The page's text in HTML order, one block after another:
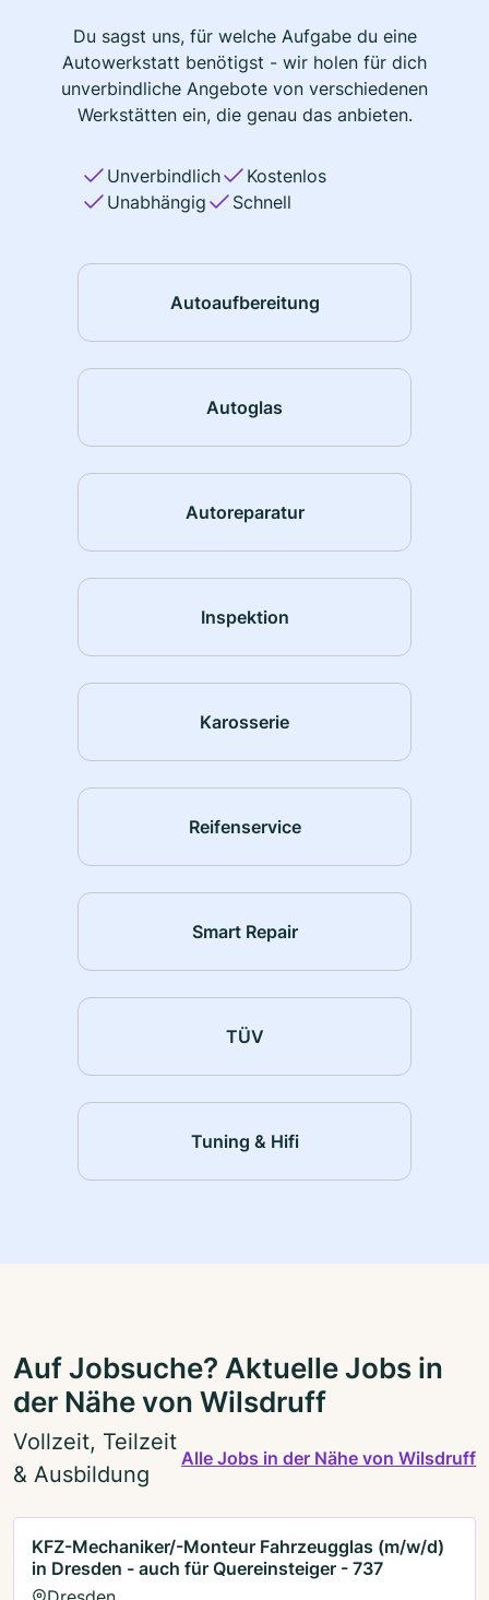
Du sagst uns, für welche Aufgabe du eine
Autowerkstatt benötigst - wir holen für dich
unverbindliche Angebote von verschiedenen
Werkstätten ein, die genau das anbieten.
Unverbindlich
Kostenlos
Unabhängig
Schnell
Autoaufbereitung
Autoglas
Autoreparatur
Inspektion
Karosserie
Reifenservice
Smart Repair
TÜV
Tuning & Hifi
Auf Jobsuche? Aktuelle Jobs in
der Nähe von Wilsdruff
Vollzeit, Teilzeit
& Ausbildung
Alle Jobs in der Nähe von Wilsdruff
KFZ-Mechaniker/-Monteur Fahrzeugglas (m/w/d)
in Dresden - auch für Quereinsteiger - 737